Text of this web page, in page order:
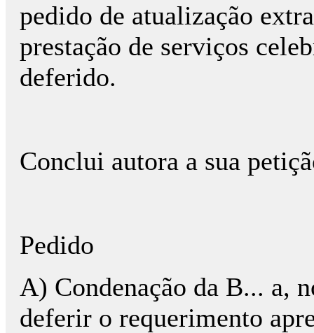
pedido de atualização
prestação de serviços
deferido.
Conclui autora a sua
Pedido
A) Condenação da B... a,
deferir o requerimento